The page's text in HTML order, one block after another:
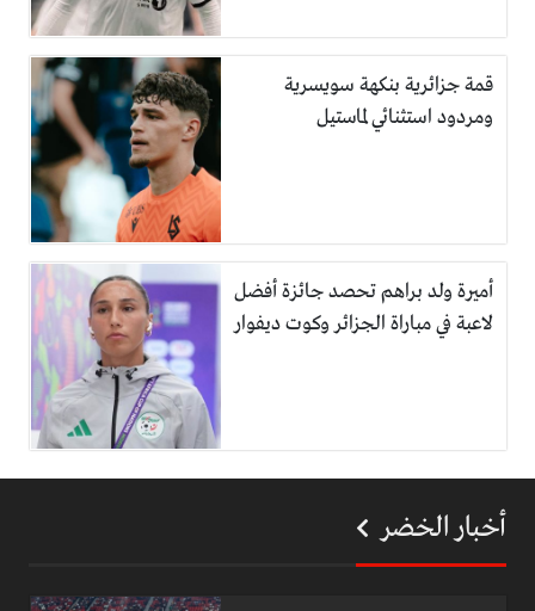
قمة جزائرية بنكهة سويسرية
ومردود استثنائي لماستيل
أميرة ولد براهم تحصد جائزة أفضل
لاعبة في مباراة الجزائر وكوت ديفوار
أخبار الخضر